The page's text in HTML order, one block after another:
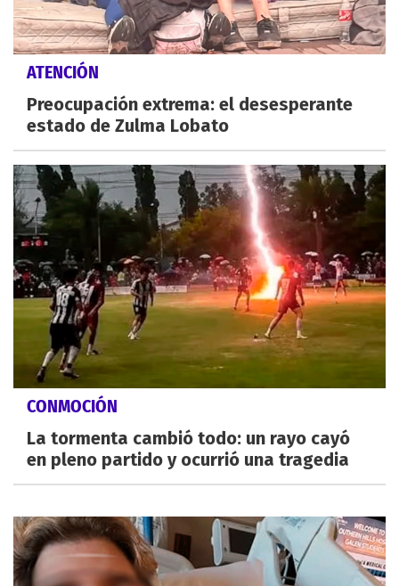
ATENCIÓN
Preocupación extrema: el desesperante
estado de Zulma Lobato
CONMOCIÓN
La tormenta cambió todo: un rayo cayó
en pleno partido y ocurrió una tragedia